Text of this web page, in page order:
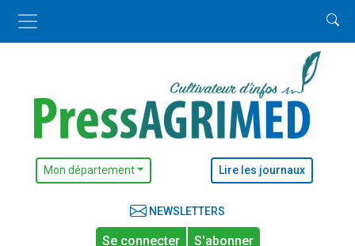
Mon département Lire les journaux
NEWSLETTERS
Se connecter S'abonner